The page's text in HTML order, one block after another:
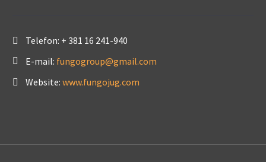
Telefon: + 381 16 241-940
E-mail: fungogroup@gmail.com
Website: www.fungojug.com